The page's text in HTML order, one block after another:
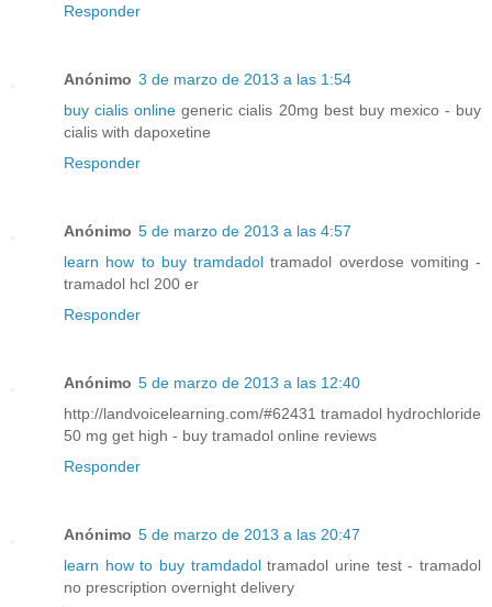
Responder
Anónimo 3 de marzo de 2013 a las 1:54
buy cialis online generic cialis 20mg best buy mexico - buy
cialis with dapoxetine
Responder
Anónimo 5 de marzo de 2013 a las 4:57
learn how to buy tramdadol tramadol overdose vomiting -
tramadol hcl 200 er
Responder
Anónimo 5 de marzo de 2013 a las 12:40
http://landvoicelearning.com/#62431 tramadol hydrochloride
50 mg get high - buy tramadol online reviews
Responder
Anónimo 5 de marzo de 2013 a las 20:47
learn how to buy tramdadoltramadol urine test - tramadol
no prescription overnight delivery